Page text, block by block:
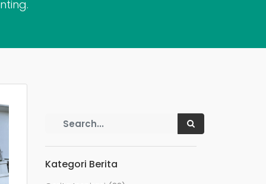
Kategori Berita